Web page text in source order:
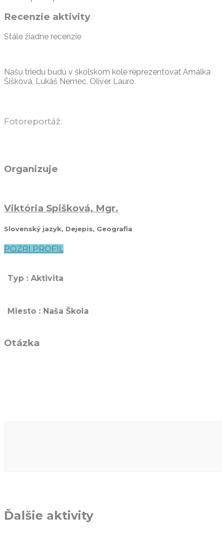
Recenzie aktivity
Stále žiadne recenzie
Našu triedu budú v školskom kole reprezentovať Amálka
Šišková, Lukáš Nemec, Oliver Lauro.
Fotoreportáž:
Organizuje
Viktória Spišková, Mgr.
Slovenský jazyk, Dejepis, Geografia
POZRI PROFIL
Typ : Aktivita
Miesto : Naša Škola
Otázka
Ďalšie aktivity